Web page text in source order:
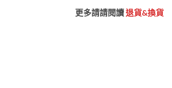
更多請請閱讀退貨&換貨